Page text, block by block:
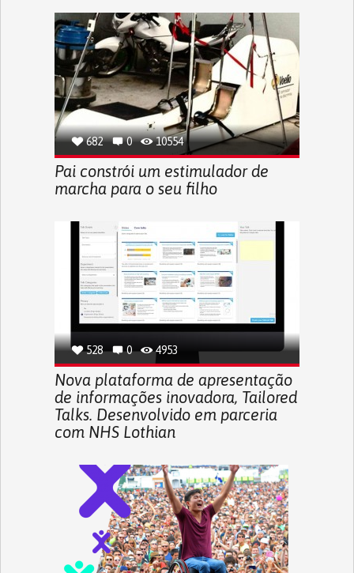
682 0 10554
Pai constrói um estimulador de
marcha para o seu filho
528 0 4953
Nova plataforma de apresentação
de informações inovadora, Tailored
Talks. Desenvolvido em parceria
com NHS Lothian